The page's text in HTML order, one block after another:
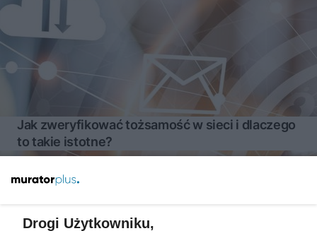
Jak zweryfikować tożsamość w sieci i dlaczego
to takie istotne?
Drogi Użytkowniku,